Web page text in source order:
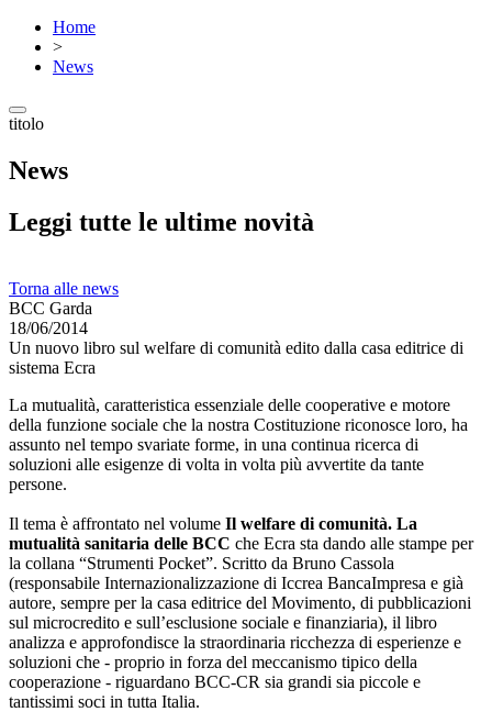
Home
>
News
titolo
News
Leggi tutte le ultime novità
Torna alle news
BCC Garda
18/06/2014
Un nuovo libro sul welfare di comunità edito dalla casa editrice di
sistema Ecra
La mutualità, caratteristica essenziale delle cooperative e motore
della funzione sociale che la nostra Costituzione riconosce loro, ha
assunto nel tempo svariate forme, in una continua ricerca di
soluzioni alle esigenze di volta in volta più avvertite da tante
persone.
Il tema è affrontato nel volume Il welfare di comunità. La
mutualità sanitaria delle BCC che Ecra sta dando alle stampe per
la collana “Strumenti Pocket”. Scritto da Bruno Cassola
(responsabile Internazionalizzazione di Iccrea BancaImpresa e già
autore, sempre per la casa editrice del Movimento, di pubblicazioni
sul microcredito e sull’esclusione sociale e finanziaria), il libro
analizza e approfondisce la straordinaria ricchezza di esperienze e
soluzioni che - proprio in forza del meccanismo tipico della
cooperazione - riguardano BCC-CR sia grandi sia piccole e
tantissimi soci in tutta Italia.